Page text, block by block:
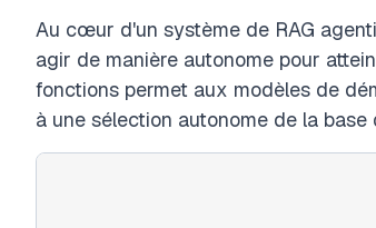
Au cœur d'un système de RAG
agir de manière autonome pour
fonctions permet aux modèles de
à une sélection autonome de la